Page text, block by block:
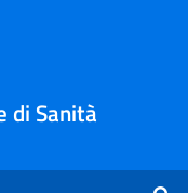
di Sanità